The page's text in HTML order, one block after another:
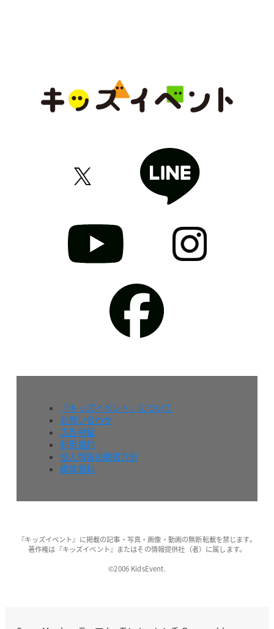
『キッズイベント』について
お問い合わせ
広告掲載
利用規約
個人情報の取扱方針
媒体資料
『キッズイベント』に掲載の記事・写真・画像・動画の無断転載を禁じます。
著作権は『キッズイベント』またはその情報提供社（者）に属します。
©2006 KidsEvent.